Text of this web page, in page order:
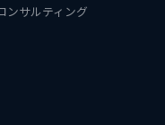
ンサルティング